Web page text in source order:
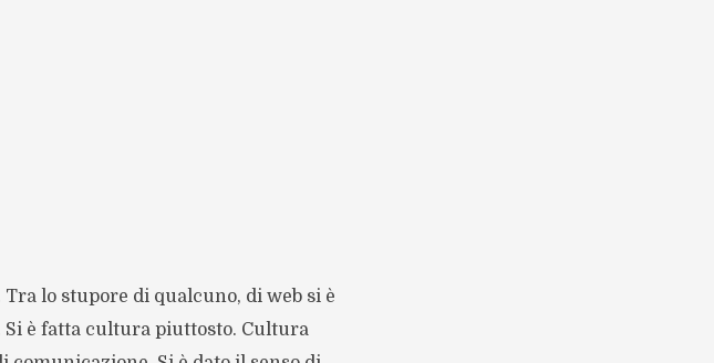
Tra lo stupore di qualcuno, di web si è
è fatta cultura piuttosto. Cultura